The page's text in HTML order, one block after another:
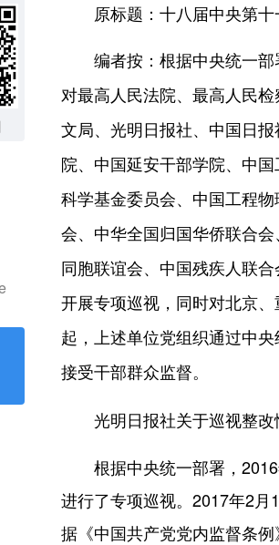
原标题：十八届中央第十
编者按：根据中央统一部
对最高人民法院、最高人民
文局、光明日报社、中国日
院、中国延安干部学院、中
科学基金委员会、中国工程
会、中华全国归国华侨联合
同胞联谊会、中国残疾人联
开展专项巡视，同时对北京、
起，上述单位党组织通过中
接受干部群众监督。
光明日报社关于巡视整
根据中央统一部署，2016
进行了专项巡视。2017年2
据《中国共产党党内监督条